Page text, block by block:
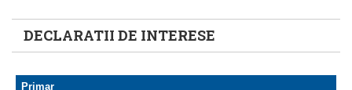
DECLARATII DE INTERESE
Primar